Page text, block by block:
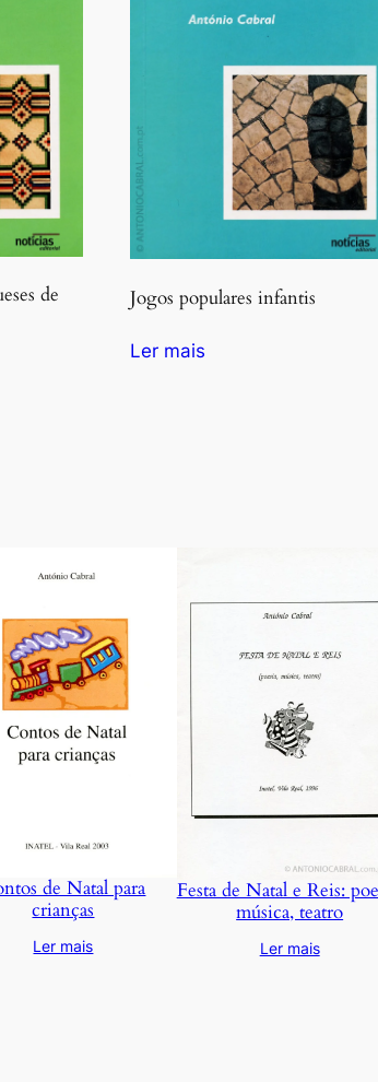
de
Jogos populares infantis
Ler mais
de Natal para
crianças
Ler mais
Festa de Natal e Reis:
música, teatro
Ler mais